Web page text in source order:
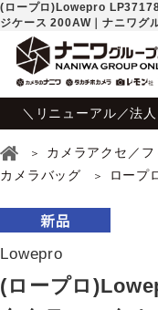
(ロープロ)Lowepro
ジケース 200AW｜ナニワグ
＼リニューアル／法
カメラアクセ／
カメラバッグ
ロープ
Lowepro
(ロープロ